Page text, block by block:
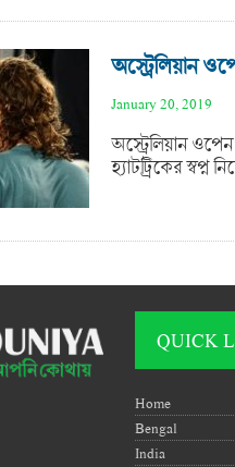
অস্ট্রেলিয়ান
January 20, 2019
অস্ট্রেলিয়ান
হ্যাটট্রিকের স্বপ্ন
QUICK
Home
Bengal
India